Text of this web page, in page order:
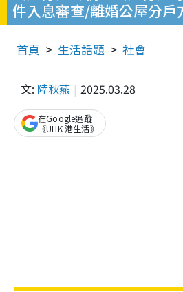
件入息審查/離婚公屋分戶
首頁 生活話題 社會
文: 陸秋燕 2025.03.28
在Google追蹤
《UHK 港生活》